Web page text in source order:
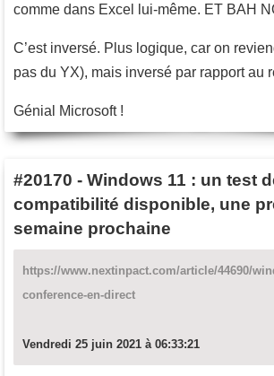
comme dans Excel lui-même. ET BAH
C’est inversé. Plus logique, car on
pas du YX), mais inversé par rapport au
Génial Microsoft !
#20170 - Windows 11 : un test
compatibilité disponible, une
semaine prochaine
https://www.nextinpact.com/article/44690/
conference-en-direct
Vendredi 25 juin 2021 à 06:33:21